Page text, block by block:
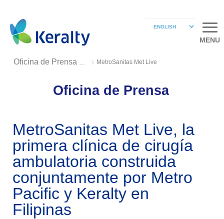
MENU
Oficina de Prensa 2018 MetroSanitas Met Live
Oficina de Prensa
MetroSanitas Met Live, la
primera clínica de cirugía
ambulatoria construida
conjuntamente por Metro
Pacific y Keralty en
Filipinas